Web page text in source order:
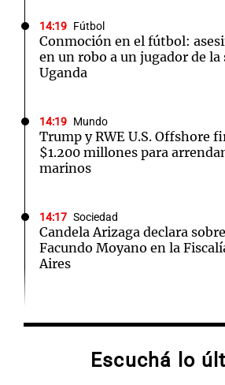
14:19 Fútbol
Conmoción en el fútbol:
en un robo a un jugador de la
Uganda
14:19 Mundo
Trump y RWE U.S. Offshore
$1.200 millones para
marinos
14:17 Sociedad
Candela Arizaga declara
Facundo Moyano en la
Aires
Kellogg adelanta la
Escuchá lo